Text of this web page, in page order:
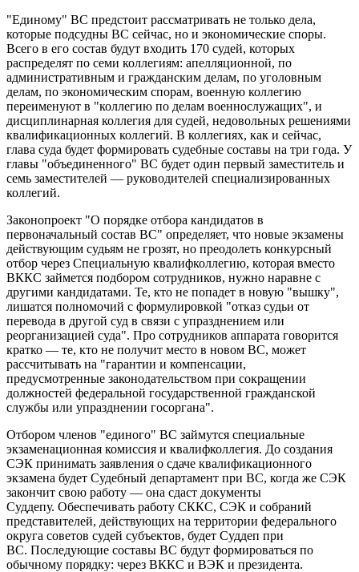
"Единому" ВС предстоит рассматривать не только дела,
которые подсудны ВС сейчас, но и экономические споры.
Всего в его состав будут входить 170 судей, которых
распределят по семи коллегиям: апелляционной, по
административным и гражданским делам, по уголовным
делам, по экономическим спорам, военную коллегию
переименуют в "коллегию по делам военнослужащих", и
дисциплинарная коллегия для судей, недовольных решениями
квалификационных коллегий. В коллегиях, как и сейчас,
глава суда будет формировать судебные составы на три года. У
главы "объединенного" ВС будет один первый заместитель и
семь заместителей — руководителей специализированных
коллегий.
Законопроект "О порядке отбора кандидатов в
первоначальный состав ВС" определяет, что новые экзамены
действующим судьям не грозят, но преодолеть конкурсный
отбор через Специальную квалифколлегию, которая вместо
ВККС займется подбором сотрудников, нужно наравне с
другими кандидатами. Те, кто не попадет в новую "вышку",
лишатся полномочий с формулировкой "отказ судьи от
перевода в другой суд в связи с упразднением или
реорганизацией суда". Про сотрудников аппарата говорится
кратко — те, кто не получит место в новом ВС, может
рассчитывать на "гарантии и компенсации,
предусмотренные законодательством при сокращении
должностей федеральной государственной гражданской
службы или упразднении госоргана".
Отбором членов "единого" ВС займутся специальные
экзаменационная комиссия и квалифколлегия. До создания
СЭК принимать заявления о сдаче квалификационного
экзамена будет Судебный департамент при ВС, когда же СЭК
закончит свою работу — она сдаст документы
Суддепу. Обеспечивать работу СККС, СЭК и собраний
представителей, действующих на территории федерального
округа советов судей субъектов, будет Суддеп при
ВС. Последующие составы ВС будут формироваться по
обычному порядку: через ВККС и ВЭК и президента.